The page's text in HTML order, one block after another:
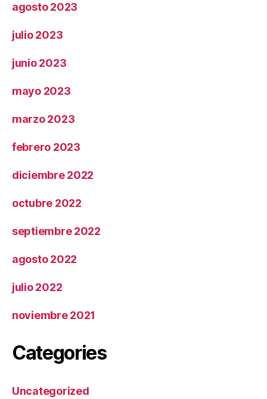
agosto 2023
julio 2023
junio 2023
mayo 2023
marzo 2023
febrero 2023
diciembre 2022
octubre 2022
septiembre 2022
agosto 2022
julio 2022
noviembre 2021
Categories
Uncategorized